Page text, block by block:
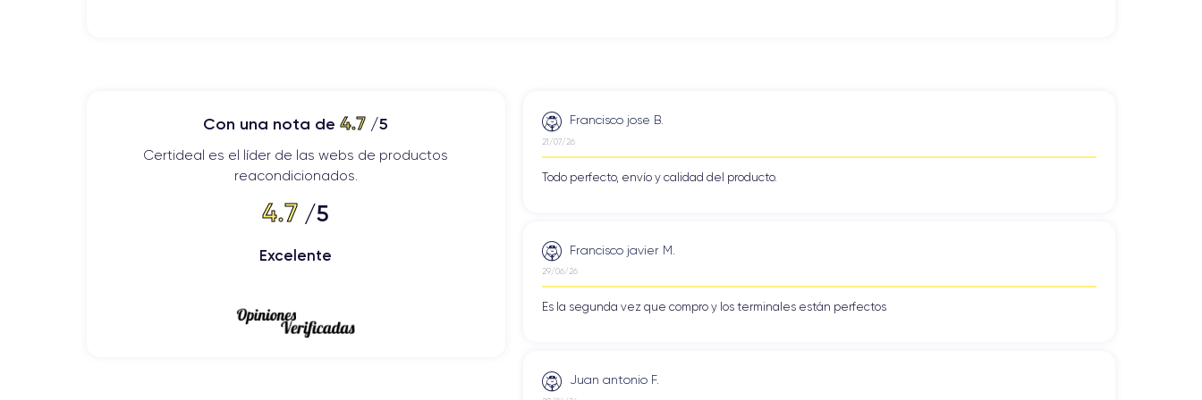
iPhone SE 2020
potente y ofrece un rendimiento rápido y fluido para las tareas más exigentes, como apps de juegos, edición de fotos y captura de vídeo 4K: para un iPhone tan asequible
, es una gran ventaja contar con semejante potencia.
tiene 3 GB de RAM, más que suficiente para ejecutar todas tus aplicaciones favoritas simultáneamente.
viene en tres variantes: 64 GB, 128 GB y 256 GB. No hay ranura para tarjetas SD en este iPhone, por lo que es
importante elegir una capacidad de almacenamiento que se adapte a tus necesidades, o confiar en el almacenamiento iCloud, que te permite almacenar tus archivos en
línea y sincronizarlos con tus otros dispositivos Apple.
Con una nota de4.7 /5
Certideal es el líder de las webs de productos
reacondicionados.
4.7 /5
Excelente
Francisco jose B.
21/07/26
Todo perfecto, envío y calidad del producto.
Francisco javier M.
29/06/26
Es la segunda vez que compro y los terminales están perfectos
Juan antonio F.